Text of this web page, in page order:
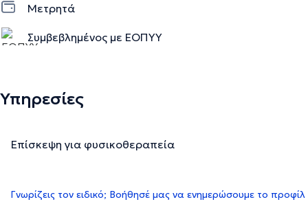
Μετρητά
Συμβεβλημένος με ΕΟΠΥΥ
Υπηρεσίες
Επίσκεψη για φυσικοθεραπεία
Γνωρίζεις τον ειδικό; Βοήθησέ μας να ενημερώσουμε το προφίλ